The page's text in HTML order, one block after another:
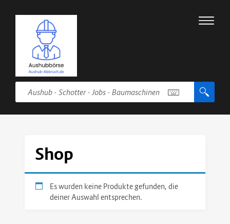
Shop
Es wurden keine Produkte gefunden, die
deiner Auswahl entsprechen.